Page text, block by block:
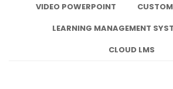
VIDEO POWERPOINT
LEARNING MANAGEMENT
CLOUD LMS